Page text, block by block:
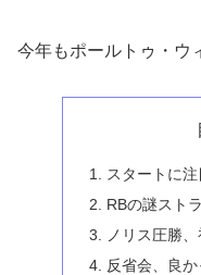
今年もポールトゥ・ウ
スタートに
RBの謎スト
ノリス圧勝
反省会、良